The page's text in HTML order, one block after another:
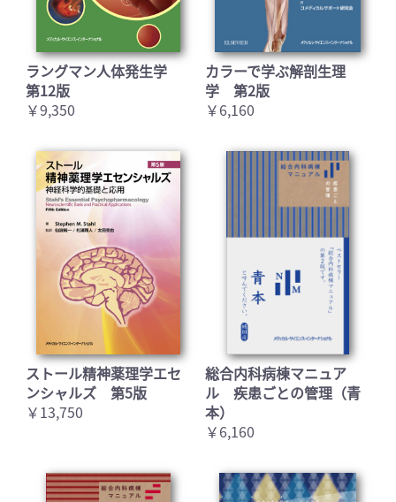
カートへ進む
ラングマン人体発生学
第12版
￥9,350
カラーで学ぶ解剖生理
学 第2版
￥6,160
ストール精神薬理学エセ
ンシャルズ 第5版
￥13,750
総合内科病棟マニュア
ル 疾患ごとの管理（青
本）
￥6,160